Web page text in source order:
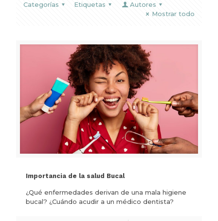
Categorías Etiquetas
Autores
Mostrar todo
Importancia de la salud Bucal
¿Qué enfermedades derivan de una mala higiene
bucal? ¿Cuándo acudir a un médico dentista?